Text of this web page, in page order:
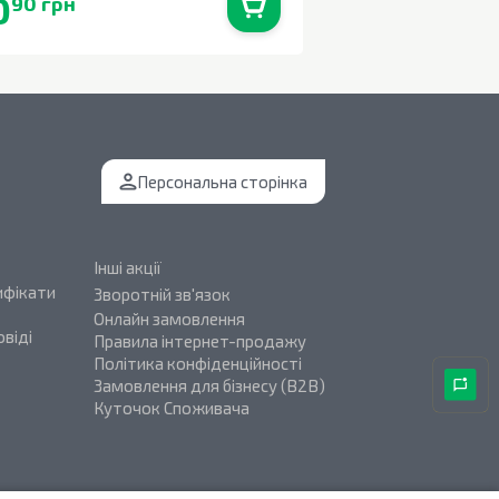
Персональна сторінка
Інші акції
Зворотній зв'язок
Онлайн замовлення
Правила інтернет-продажу
Політика конфіденційності
Замовлення для бізнесу (B2B)
Куточок Споживача